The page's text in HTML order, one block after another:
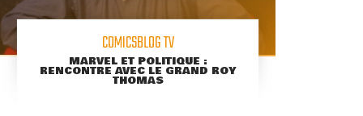
COMICSBLOG TV
MARVEL ET POLITIQUE :
RENCONTRE AVEC LE GRAND ROY
THOMAS